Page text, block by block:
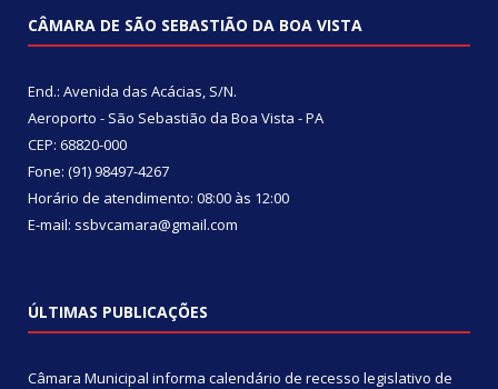
CÂMARA DE SÃO SEBASTIÃO DA BOA VISTA
End.: Avenida das Acácias, S/N.
Aeroporto - São Sebastião da Boa Vista - PA
CEP: 68820-000
Fone: (91) 98497-4267
Horário de atendimento: 08:00 às 12:00
E-mail: ssbvcamara@gmail.com
ÚLTIMAS PUBLICAÇÕES
Câmara Municipal informa calendário de recesso legislativo de